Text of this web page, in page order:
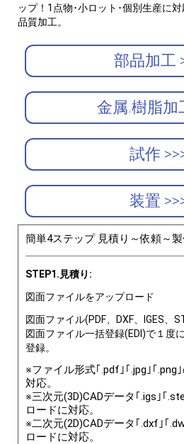
ップ！1点物･小ロット･個別生産に
品質加工。
部品加工
金属.樹脂加
試作
装置
簡単4ステップ 見積り～依頼～
STEP1.見積り:
図面ファイルをアップロード
図面ファイル(PDF、DXF、IGES、
図面ファイル一括登録(EDI)で１度
登録。
※ファイル形式｢.pdf｣｢.jpg｣｢.png
対応。
※三次元(3D)CADデータ｢.igs｣｢
ロードに対応。
※二次元(2D)CADデータ｢.dxf｣｢
ロードに対応。